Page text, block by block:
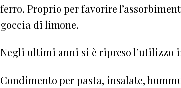
ferro. Proprio per favorire
goccia di limone.
Negli ultimi anni si è ripreso l’utilizzo
Condimento per pasta, insalate,